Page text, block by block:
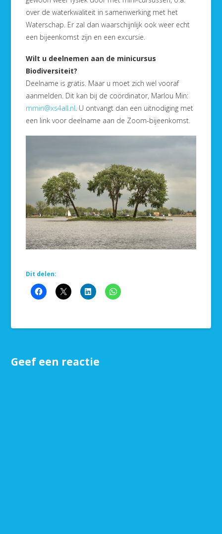
over de waterkwaliteit in samenwerking met het
Waterschap. Er zal dan waarschijnlijk ook weer echt
een bijeenkomst zijn en een excursie.
Wilt u deelnemen aan de minicursus
Biodiversiteit?
Deelname is gratis. Maar u moet zich wel vooraf
aanmelden. Dit kan bij de coördinator, Marlou Min:
mmin@xs4all.nl. U ontvangt dan een uitnodiging met
een link voor deelname aan de Zoom-bijeenkomst.
Dit delen:
Geef een reactie